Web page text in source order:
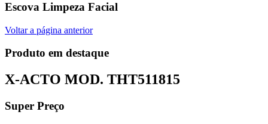
Escova Limpeza Facial
Voltar a página anterior
Produto em destaque
X-ACTO MOD. THT511815
Super Preço